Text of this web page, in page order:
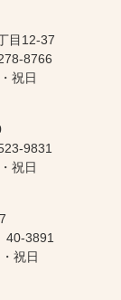
目12-37
8766
祝日
9831
祝日
40-3891
祝日